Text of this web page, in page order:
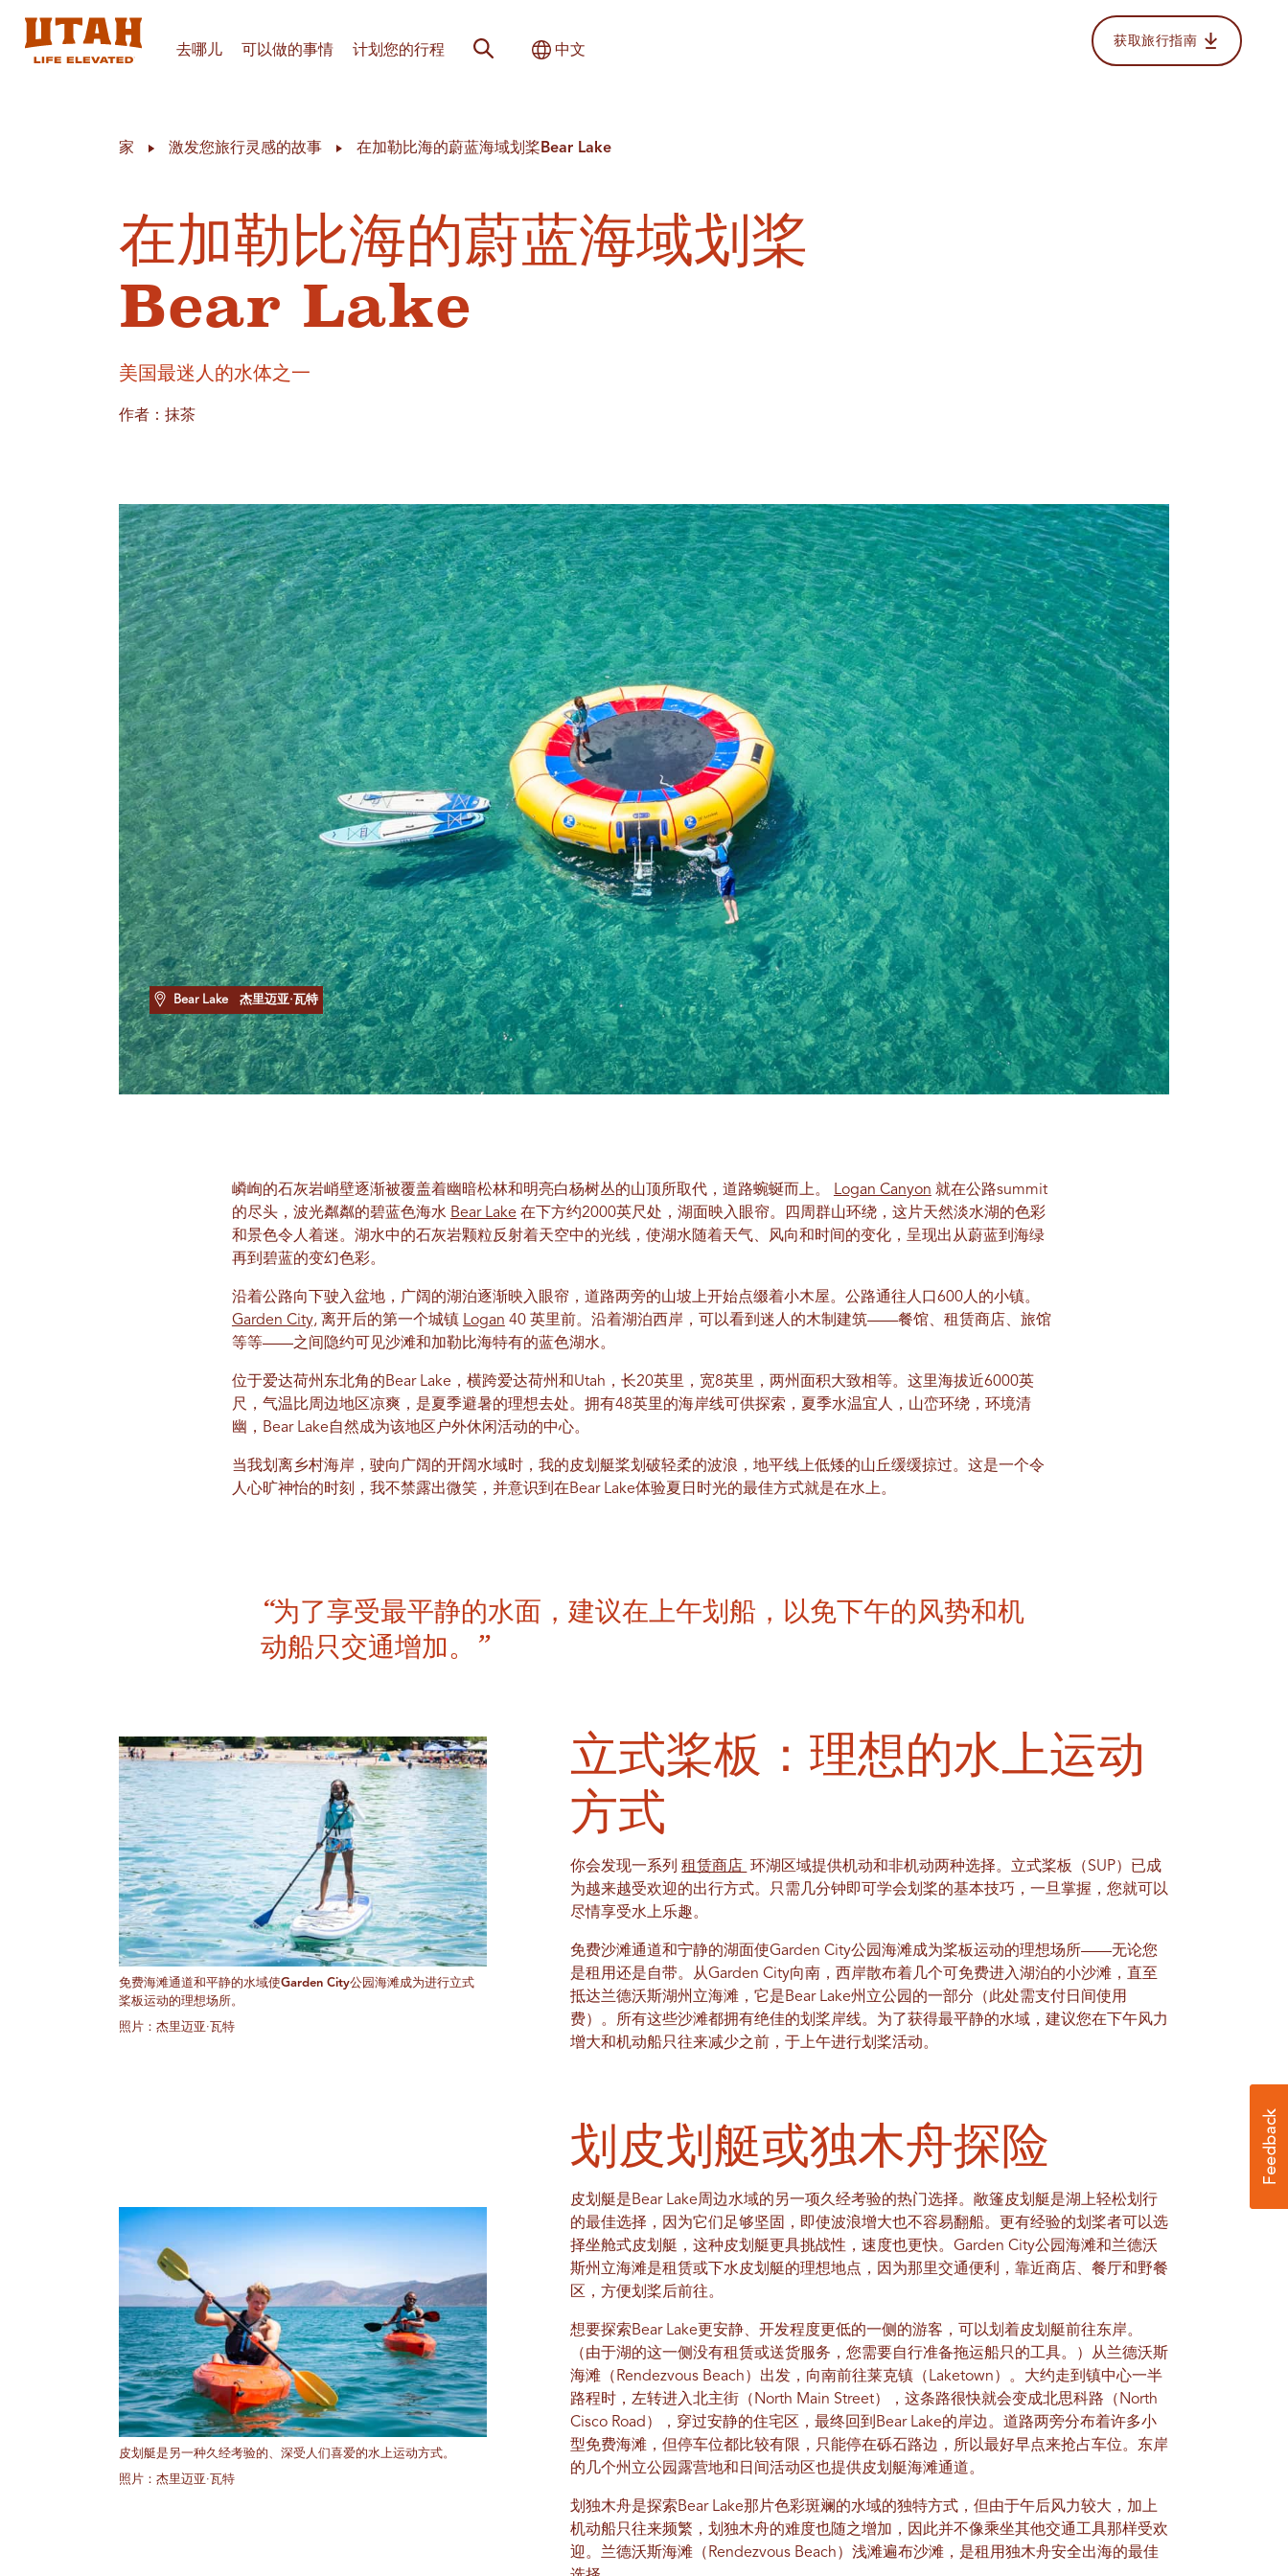
去哪儿 可以做的事情 计划您的行程 网站搜索切换国际
中文 获取旅行指南
家 激发您旅行灵感的故事 在加勒比海的蔚蓝海域划桨Bear Lake
在加勒比海的蔚蓝海域划桨
Bear Lake
美国最迷人的水体之一
作者：抹茶
Bear Lake 杰里迈亚·瓦特
嶙峋的石灰岩峭壁逐渐被覆盖着幽暗松林和明亮白杨树丛的山顶所取代，道路蜿蜒而上。 Logan Canyon 就在公路summit
的尽头，波光粼粼的碧蓝色海水 Bear Lake 在下方约2000英尺处，湖面映入眼帘。四周群山环绕，这片天然淡水湖的色彩
和景色令人着迷。湖水中的石灰岩颗粒反射着天空中的光线，使湖水随着天气、风向和时间的变化，呈现出从蔚蓝到海绿
再到碧蓝的变幻色彩。
沿着公路向下驶入盆地，广阔的湖泊逐渐映入眼帘，道路两旁的山坡上开始点缀着小木屋。公路通往人口600人的小镇。
Garden City,离开后的第一个城镇 Logan 40 英里前。沿着湖泊西岸，可以看到迷人的木制建筑——餐馆、租赁商店、旅馆
等等——之间隐约可见沙滩和加勒比海特有的蓝色湖水。
位于爱达荷州东北角的Bear Lake，横跨爱达荷州和Utah，长20英里，宽8英里，两州面积大致相等。这里海拔近6000英
尺，气温比周边地区凉爽，是夏季避暑的理想去处。拥有48英里的海岸线可供探索，夏季水温宜人，山峦环绕，环境清
幽，Bear Lake自然成为该地区户外休闲活动的中心。
当我划离乡村海岸，驶向广阔的开阔水域时，我的皮划艇桨划破轻柔的波浪，地平线上低矮的山丘缓缓掠过。这是一个令
人心旷神怡的时刻，我不禁露出微笑，并意识到在Bear Lake体验夏日时光的最佳方式就是在水上。
“为了享受最平静的水面，建议在上午划船，以免下午的风势和机
动船只交通增加。”
免费海滩通道和平静的水域使Garden City公园海滩成为进行立式
桨板运动的理想场所。
照片：杰里迈亚·瓦特
立式桨板：理想的水上运动
方式
你会发现一系列租赁商店 环湖区域提供机动和非机动两种选择。立式桨板（SUP）已成
为越来越受欢迎的出行方式。只需几分钟即可学会划桨的基本技巧，一旦掌握，您就可以
尽情享受水上乐趣。
免费沙滩通道和宁静的湖面使Garden City公园海滩成为桨板运动的理想场所——无论您
是租用还是自带。从Garden City向南，西岸散布着几个可免费进入湖泊的小沙滩，直至
抵达兰德沃斯湖州立海滩，它是Bear Lake州立公园的一部分（此处需支付日间使用
费）。所有这些沙滩都拥有绝佳的划桨岸线。为了获得最平静的水域，建议您在下午风力
增大和机动船只往来减少之前，于上午进行划桨活动。
皮划艇是另一种久经考验的、深受人们喜爱的水上运动方式。
照片：杰里迈亚·瓦特
划皮划艇或独木舟探险
皮划艇是Bear Lake周边水域的另一项久经考验的热门选择。敞篷皮划艇是湖上轻松划行
的最佳选择，因为它们足够坚固，即使波浪增大也不容易翻船。更有经验的划桨者可以选
择坐舱式皮划艇，这种皮划艇更具挑战性，速度也更快。Garden City公园海滩和兰德沃
斯州立海滩是租赁或下水皮划艇的理想地点，因为那里交通便利，靠近商店、餐厅和野餐
区，方便划桨后前往。
想要探索Bear Lake更安静、开发程度更低的一侧的游客，可以划着皮划艇前往东岸。
（由于湖的这一侧没有租赁或送货服务，您需要自行准备拖运船只的工具。）从兰德沃斯
海滩（Rendezvous Beach）出发，向南前往莱克镇（Laketown）。大约走到镇中心一半
路程时，左转进入北主街（North Main Street），这条路很快就会变成北思科路（North
Cisco Road），穿过安静的住宅区，最终回到Bear Lake的岸边。道路两旁分布着许多小
型免费海滩，但停车位都比较有限，只能停在砾石路边，所以最好早点来抢占车位。东岸
的几个州立公园露营地和日间活动区也提供皮划艇海滩通道。
划独木舟是探索Bear Lake那片色彩斑斓的水域的独特方式，但由于午后风力较大，加上
机动船只往来频繁，划独木舟的难度也随之增加，因此并不像乘坐其他交通工具那样受欢
迎。兰德沃斯海滩（Rendezvous Beach）浅滩遍布沙滩，是租用独木舟安全出海的最佳